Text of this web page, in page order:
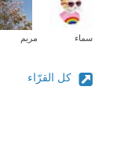
سماء مريم
كل القرّاء